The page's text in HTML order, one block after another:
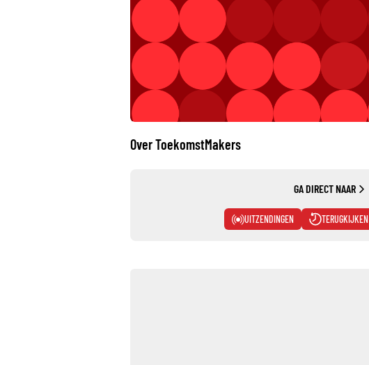
Over ToekomstMakers
GA DIRECT NAAR
UITZENDINGEN TERUGKIJKEN